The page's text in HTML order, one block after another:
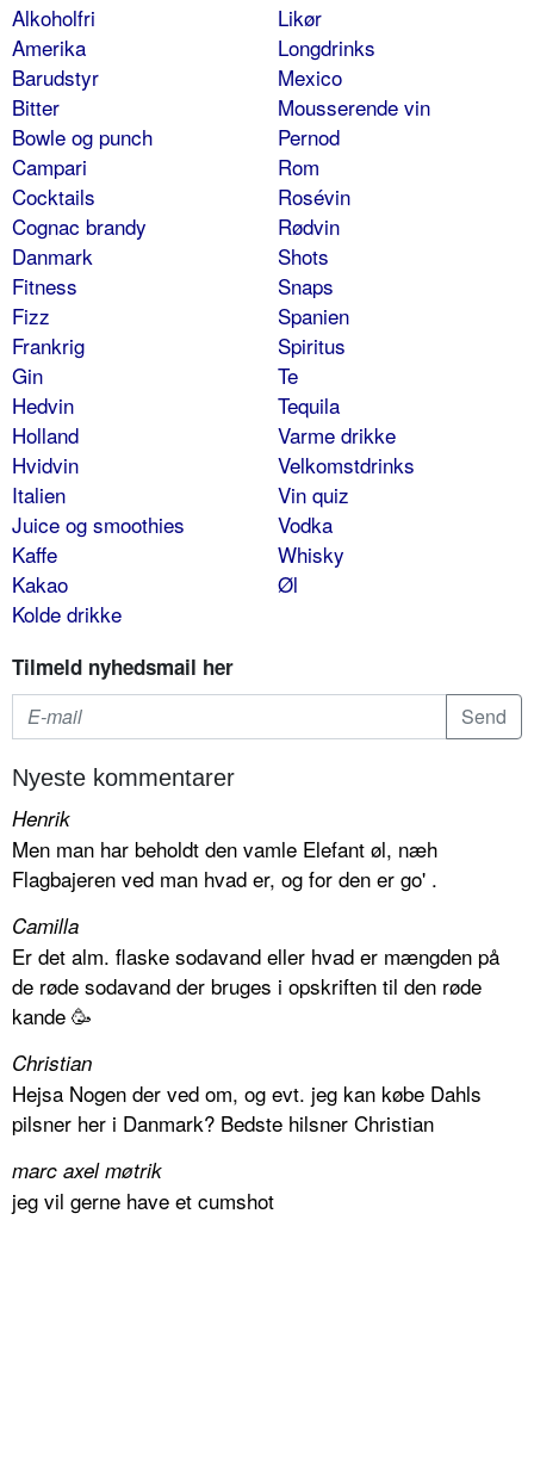
Alkoholfri
Amerika
Barudstyr
Bitter
Bowle og punch
Campari
Cocktails
Cognac brandy
Danmark
Fitness
Fizz
Frankrig
Gin
Hedvin
Holland
Hvidvin
Italien
Juice og smoothies
Kaffe
Kakao
Kolde drikke
Likør
Longdrinks
Mexico
Mousserende vin
Pernod
Rom
Rosévin
Rødvin
Shots
Snaps
Spanien
Spiritus
Te
Tequila
Varme drikke
Velkomstdrinks
Vin quiz
Vodka
Whisky
Øl
Tilmeld nyhedsmail her
Nyeste kommentarer
Henrik
Men man har beholdt den vamle Elefant øl, næh
Flagbajeren ved man hvad er, og for den er go' .
Camilla
Er det alm. flaske sodavand eller hvad er mængden på
de røde sodavand der bruges i opskriften til den røde
kande 🥳
Christian
Hejsa Nogen der ved om, og evt. jeg kan købe Dahls
pilsner her i Danmark? Bedste hilsner Christian
marc axel møtrik
jeg vil gerne have et cumshot